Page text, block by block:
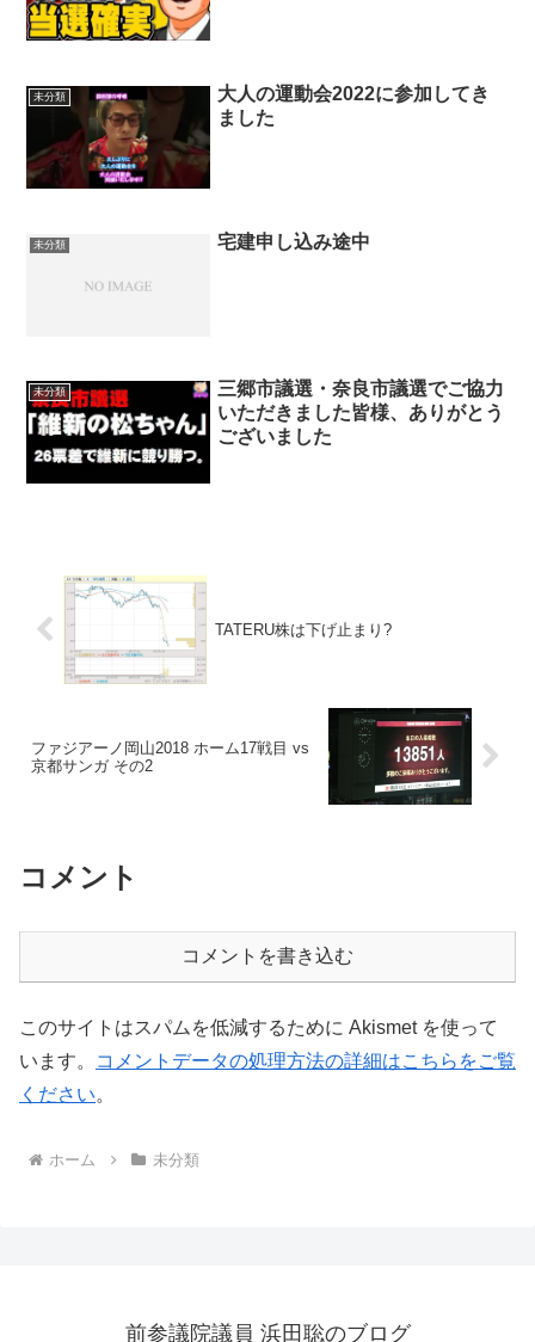
未分類
大人の運動会2022に参加してき
ました
未分類 宅建申し込み途中
未分類
三郷市議選・奈良市議選でご協力
いただきました皆様、ありがとう
ございました
TATERU株は下げ止まり?
ファジアーノ岡山2018 ホーム17戦目 vs
京都サンガ その2
コメント
コメントを書き込む
このサイトはスパムを低減するために Akismet を使って
います。
コメントデータの処理方法の詳細はこちらをご覧
ください。
ホーム 未分類
前参議院議員 浜田聡のブログ